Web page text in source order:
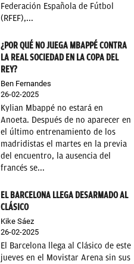
Federación Española de Fútbol
(RFEF),...
¿POR QUÉ NO JUEGA MBAPPÉ CONTRA
LA REAL SOCIEDAD EN LA COPA DEL
REY?
Ben Fernandes
26-02-2025
Kylian Mbappé no estará en
Anoeta. Después de no aparecer en
el último entrenamiento de los
madridistas el martes en la previa
del encuentro, la ausencia del
francés se...
EL BARCELONA LLEGA DESARMADO AL
CLÁSICO
Kike Sáez
26-02-2025
El Barcelona llega al Clásico de este
jueves en el Movistar Arena sin sus